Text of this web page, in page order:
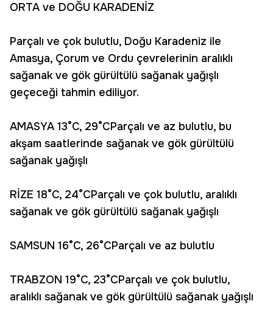
ORTA ve DOĞU KARADENİZ
Parçalı ve çok bulutlu, Doğu Karadeniz ile
Amasya, Çorum ve Ordu çevrelerinin aralıklı
sağanak ve gök gürültülü sağanak yağışlı
geçeceği tahmin ediliyor.
AMASYA 13°C, 29°CParçalı ve az bulutlu, bu
akşam saatlerinde sağanak ve gök gürültülü
sağanak yağışlı
RİZE 18°C, 24°CParçalı ve çok bulutlu, aralıklı
sağanak ve gök gürültülü sağanak yağışlı
SAMSUN 16°C, 26°CParçalı ve az bulutlu
TRABZON 19°C, 23°CParçalı ve çok bulutlu,
aralıklı sağanak ve gök gürültülü sağanak yağışlı